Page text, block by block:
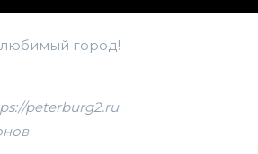
город!
peterburg2.ru